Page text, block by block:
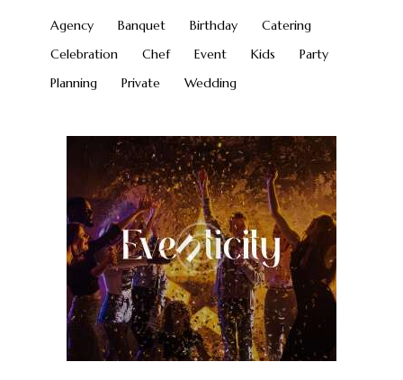
Agency Banquet Birthday
Catering
Celebration
Chef Event Kids
Party
Planning
Private Wedding